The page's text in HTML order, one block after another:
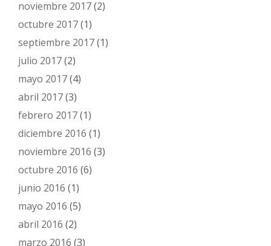
noviembre 2017(2)
octubre 2017(1)
septiembre 2017(1)
julio 2017(2)
mayo 2017(4)
abril 2017(3)
febrero 2017(1)
diciembre 2016 (1)
noviembre 2016 (3)
octubre 2016 (6)
junio 2016 (1)
mayo 2016 (5)
abril 2016 (2)
marzo 2016 (3)